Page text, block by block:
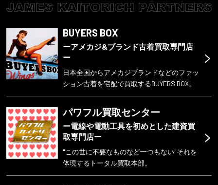
>
BUYERS BOX
ーアメカジ&ブランド古着買取専門店
ー
日本全国からアメカジブランドなどのファッ
ション古着を宅配で買取するBUYERS BOX。
>
パワフル買取センター
ー電線や電動工具を初めとした建資買
取専門店ー
"この世に不要なものなど一つもない"それを
体現するトータル買取本部。